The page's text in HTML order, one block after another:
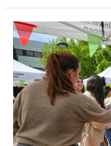
Fundación
anda
CONMiGO
participa
en
la
III
edición
de